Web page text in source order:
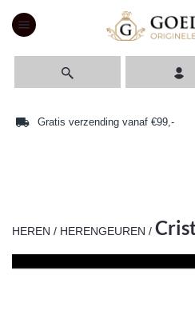
menu
access_time Levertijd 1-2 werkdagen
HEREN / HERENGEUREN /